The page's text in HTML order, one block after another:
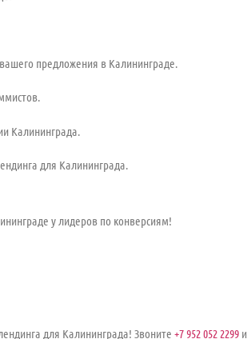
предложения в Калининграде.
Калининграда.
для Калининграда.
у лидеров по конверсиям!
для Калининграда! Звоните +7 952 052 2299